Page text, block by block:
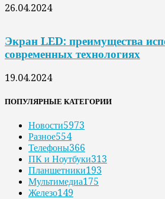
26.04.2024
Экран LED: преимущества
современных технологиях
19.04.2024
ПОПУЛЯРНЫЕ КАТЕГОРИИ
Новости5973
Разное554
Телефоны366
ПК и Ноутбуки313
Планшетники193
Мультимедиа175
Железо149